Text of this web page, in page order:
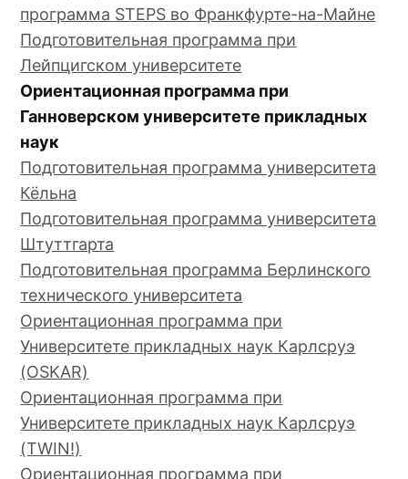
программа STEPS во Франкфурте-на-Майне
Подготовительная программа при
Лейпцигском университете
Ориентационная программа при
Ганноверском университете прикладных
наук
Подготовительная программа университета
Кёльна
Подготовительная программа университета
Штуттгарта
Подготовительная программа Берлинского
технического университета
Ориентационная программа при
Университете прикладных наук Карлсруэ
(OSKAR)
Ориентационная программа при
Университете прикладных наук Карлсруэ
(TWIN!)
Ориентационная программа при